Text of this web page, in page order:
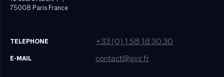
75008 Paris France
TELEPHONE +33 (0) 1 58 18 30 30
E-MAIL contact@svz.fr